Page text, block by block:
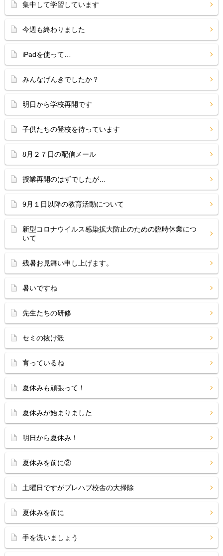
集中して学習しています
今週も終わりました
iPadを使って…
みんなげんきでしたか？
明日から学校再開です
子供たちの登校を待っています
8月２７日の配信メール
授業再開のはずでしたが…
9月１日以降の教育活動について
新型コロナウイルス感染拡大防止のための臨時休業につ
いて
残暑お見舞い申し上げます。
暑いですね
先生たちの研修
セミの抜け殻
育っているね
夏休みも頑張って！
夏休みが始まりました
明日から夏休み！
夏休みを前に②
土曜日ですがプレハブ校舎の大掃除
夏休みを前に
手を洗いましょう